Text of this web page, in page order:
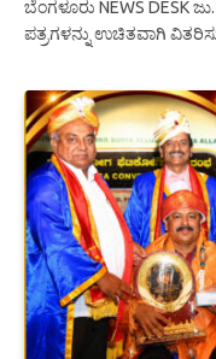
ಬೆಂಗಳೂರು NEWS DESK
ಪತ್ರಗಳನ್ನು ಉಚಿತವಾಗಿ